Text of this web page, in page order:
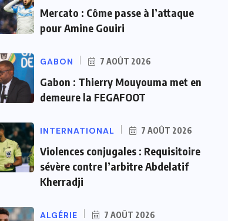
Mercato : Côme passe à l’attaque
pour Amine Gouiri
GABON 7 AOÛT 2026
Gabon : Thierry Mouyouma met en
demeure la FEGAFOOT
INTERNATIONAL 7 AOÛT 2026
Violences conjugales : Requisitoire
sévère contre l’arbitre Abdelatif
Kherradji
ALGÉRIE 7 AOÛT 2026